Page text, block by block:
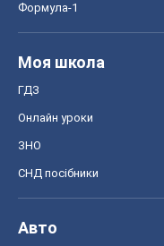
Формула-1
Моя школа
ГДЗ
Онлайн уроки
ЗНО
СНД посібники
Авто